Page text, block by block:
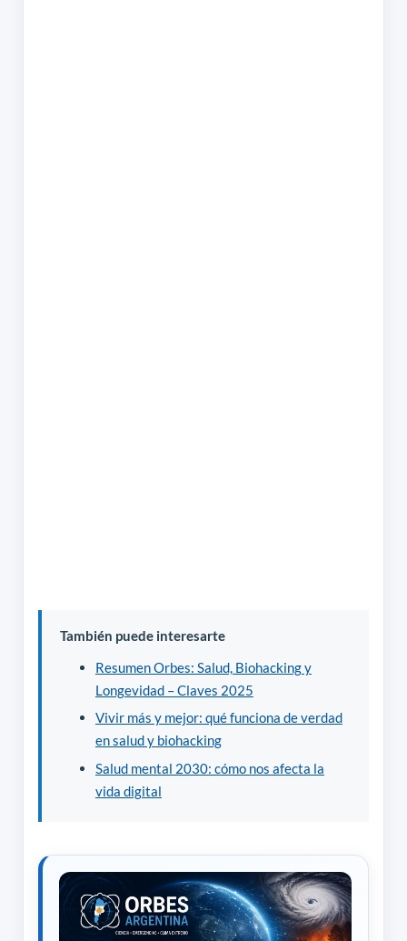
También puede interesarte
Resumen Orbes: Salud, Biohacking y
Longevidad – Claves 2025
Vivir más y mejor: qué funciona de verdad
en salud y biohacking
Salud mental 2030: cómo nos afecta la
vida digital